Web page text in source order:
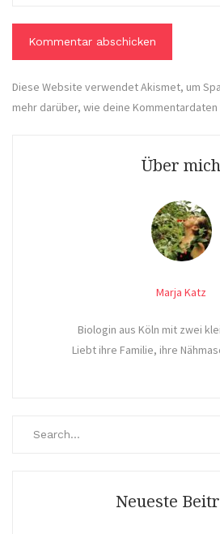
Diese Website verwendet Akismet, um
mehr darüber, wie deine
Über mich
Marja Katz
Biologin aus Köln mit zwei
Liebt ihre Familie, ihre
Neueste